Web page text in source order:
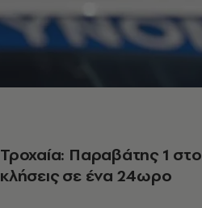
Τροχαία: Παραβάτης 1
κλήσεις σε ένα 24ωρο